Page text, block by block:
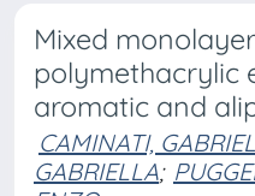
Mixed
polymethacrylic
aromatic and
CAMINATI,
GABRIELLA;